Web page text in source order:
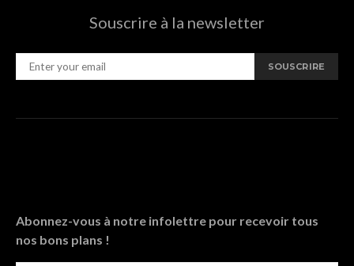
Souscrire à la newsletter
SOUSCRIRE
Abonnez-vous à notre infolettre pour recevoir tous
nos bons plans !